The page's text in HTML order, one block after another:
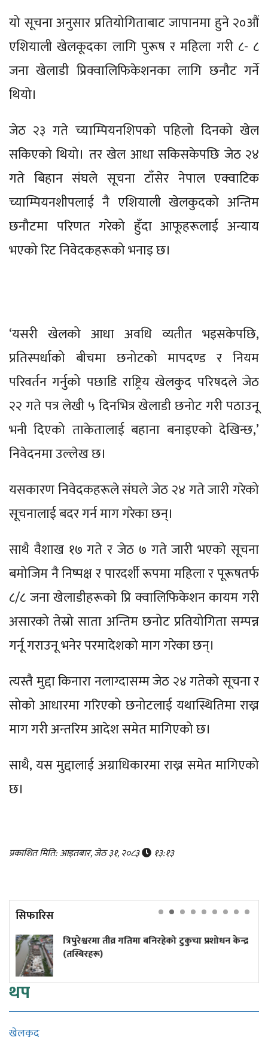
यो सूचना अनुसार प्रतियोगिताबाट जापानमा हुने २०औं
एशियाली खेलकूदका लागि पुरूष र महिला गरी ८- ८
जना खेलाडी प्रिक्वालिफिकेशनका लागि छनौट गर्ने
थियो।
जेठ २३ गते च्याम्पियनशिपको पहिलो दिनको खेल
सकिएको थियो। तर खेल आधा सकिसकेपछि जेठ २४
गते बिहान संघले सूचना टाँसेर नेपाल एक्वाटिक
च्याम्पियनशीपलाई नै एशियाली खेलकुदको अन्तिम
छनौटमा परिणत गरेको हुँदा आफूहरूलाई अन्याय
भएको रिट निवेदकहरूको भनाइ छ।
‘यसरी खेलको आधा अवधि व्यतीत भइसकेपछि,
प्रतिस्पर्धाको बीचमा छनोटको मापदण्ड र नियम
परिवर्तन गर्नुको पछाडि राष्ट्रिय खेलकुद परिषदले जेठ
२२ गते पत्र लेखी ५ दिनभित्र खेलाडी छनोट गरी पठाउनू
भनी दिएको ताकेतालाई बहाना बनाइएको देखिन्छ,’
निवेदनमा उल्लेख छ।
यसकारण निवेदकहरूले संघले जेठ २४ गते जारी गरेको
सूचनालाई बदर गर्न माग गरेका छन्।
साथै वैशाख १७ गते र जेठ ७ गते जारी भएको सूचना
बमोजिम नै निष्पक्ष र पारदर्शी रूपमा महिला र पूरूषतर्फ
८/८ जना खेलाडीहरूको प्रि क्वालिफिकेशन कायम गरी
असारको तेस्रो साता अन्तिम छनोट प्रतियोगिता सम्पन्न
गर्नू गराउनू भनेर परमादेशको माग गरेका छन्।
त्यस्तै मुद्दा किनारा नलाग्दासम्म जेठ २४ गतेको सूचना र
सोको आधारमा गरिएको छनोटलाई यथास्थितिमा राख्न
माग गरी अन्तरिम आदेश समेत मागिएको छ।
साथै, यस मुद्दालाई अग्राधिकारमा राख्न समेत मागिएको
छ।
प्रकाशित मिति: आइतबार, जेठ ३१, २०८३ १३:१३
सिफारिस
तीव्र गतिमा बनिरहेको टुकुचा प्रशोधन केन्द्र
५० वर्षमा
थप
खेलकुद